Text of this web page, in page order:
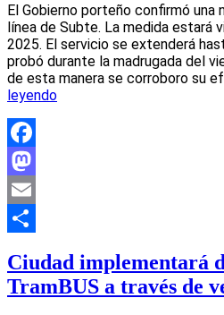
El Gobierno porteño confirmó una
línea de Subte. La medida estará
2025. El servicio se extenderá
probó durante la madrugada del
de esta manera se corroboro su
leyendo
Facebook
Mastodon
Email
Ciudad implementará
TramBUS a través de